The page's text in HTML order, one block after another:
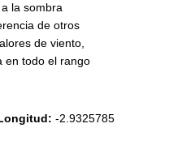
la sombra
de otros
de viento,
en todo el rango
-2.9325785